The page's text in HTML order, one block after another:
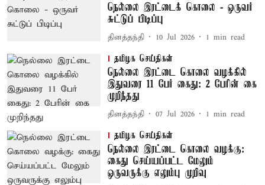
நெல்லை இரட்டைக் கொலை - ஒருவர்
சுட்டுப் பிடிப்பு
தினத்தந்தி 10 Jul 2026 1 min read
தமிழக செய்திகள்
நெல்லை இரட்டை கொலை வழக்கில்
இதுவரை 11 பேர் கைது: 2 பேரின் கை
முறிந்தது
தினத்தந்தி 07 Jul 2026 1 min read
தமிழக செய்திகள்
நெல்லை இரட்டை கொலை வழக்கு:
கைது செய்யப்பட்ட மேலும்
ஒருவருக்கு எலும்பு முறிவு